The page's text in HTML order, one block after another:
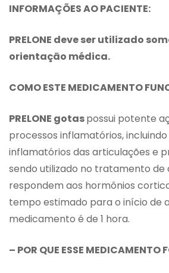
INFORMAÇÕES AO PACIENTE:
PRELONE deve ser utilizado
orientação médica.
COMO ESTE MEDICAMENTO
PRELONE gotaspossui potente
processos inflamatórios,
inflamatórios das articulações e
sendo utilizado no tratamento de
respondem aos hormônios
tempo estimado para o início de
medicamento é de 1 hora.
– POR QUE ESSE MEDICAMENTO